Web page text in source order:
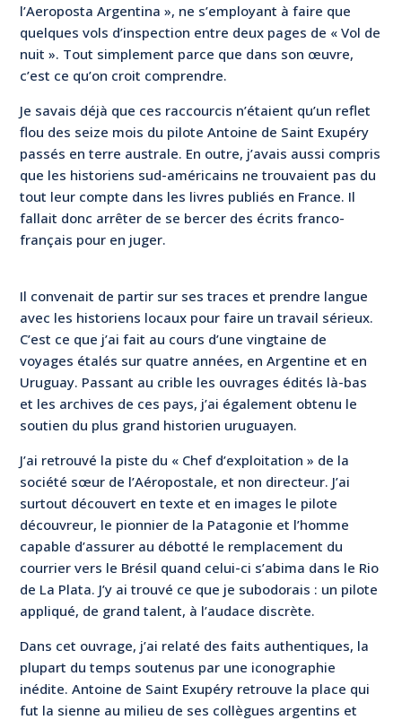
l’Aeroposta Argentina », ne s’employant à faire que
quelques vols d’inspection entre deux pages de « Vol de
nuit ». Tout simplement parce que dans son œuvre,
c’est ce qu’on croit comprendre.
Je savais déjà que ces raccourcis n’étaient qu’un reflet
flou des seize mois du pilote Antoine de Saint Exupéry
passés en terre australe. En outre, j’avais aussi compris
que les historiens sud-américains ne trouvaient pas du
tout leur compte dans les livres publiés en France. Il
fallait donc arrêter de se bercer des écrits franco-
français pour en juger.
Il convenait de partir sur ses traces et prendre langue
avec les historiens locaux pour faire un travail sérieux.
C’est ce que j’ai fait au cours d’une vingtaine de
voyages étalés sur quatre années, en Argentine et en
Uruguay. Passant au crible les ouvrages édités là-bas
et les archives de ces pays, j’ai également obtenu le
soutien du plus grand historien uruguayen.
J’ai retrouvé la piste du « Chef d’exploitation » de la
société sœur de l’Aéropostale, et non directeur. J’ai
surtout découvert en texte et en images le pilote
découvreur, le pionnier de la Patagonie et l’homme
capable d’assurer au débotté le remplacement du
courrier vers le Brésil quand celui-ci s’abima dans le Rio
de La Plata. J’y ai trouvé ce que je subodorais : un pilote
appliqué, de grand talent, à l’audace discrète.
Dans cet ouvrage, j’ai relaté des faits authentiques, la
plupart du temps soutenus par une iconographie
inédite. Antoine de Saint Exupéry retrouve la place qui
fut la sienne au milieu de ses collègues argentins et